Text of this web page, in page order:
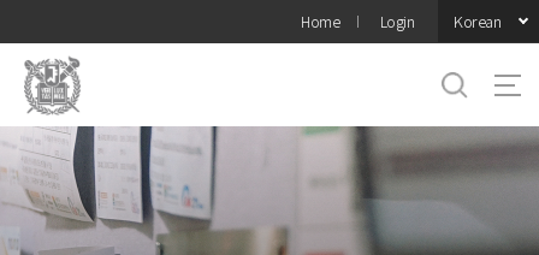
메뉴
Home Login Korean